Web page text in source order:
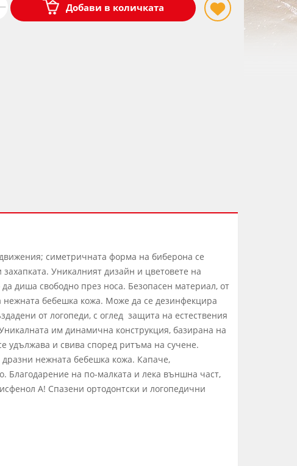
Добави в количката
симетричната форма на биберона се
Уникалният дизайн и цветовете на
диша свободно през носа. Безопасен материал, от
нежната бебешка кожа. Може да се дезинфекцира
от логопеди, с оглед защита на естествения
им динамична конструкция, базирана на
удължава и свива според ритъма на сучене.
нежната бебешка кожа. Капаче,
Благодарение на по-малката и лека външна част,
А! Спазени ортодонтски и логопедични